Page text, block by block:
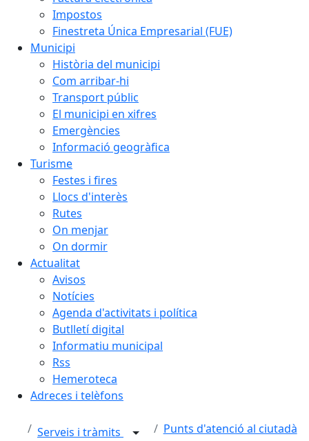
Impostos
Finestreta Única Empresarial (FUE)
Municipi
Història del municipi
Com arribar-hi
Transport públic
El municipi en xifres
Emergències
Informació geogràfica
Turisme
Festes i fires
Llocs d'interès
Rutes
On menjar
On dormir
Actualitat
Avisos
Notícies
Agenda d'activitats i política
Butlletí digital
Informatiu municipal
Rss
Hemeroteca
Adreces i telèfons
Serveis i tràmits Punts d'atenció al ciutadà